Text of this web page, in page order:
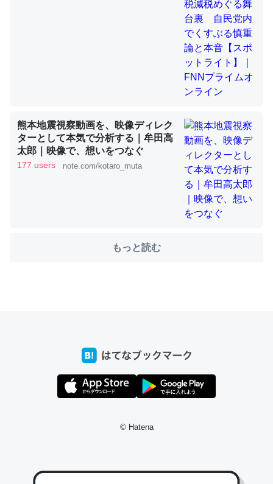
─ニュース :: 【研究発表】昆虫学の大問題＝「昆虫はなぜ海にいな
ちぼちRingも置こうかと画策中。あと、Googleマップで
位置情報を共有してる。電池残量や充電中かが分かるので
これ見て生きてるなって分かる。
─たまにLINEするくらいだった遠方の父67歳と僕。ITツール導入で
コミュニケーションが劇的に変化した｜tayorini by LIFULL介護
たいなのでネット環境作ったけどAlexaしか使わないので
熊本地震視察動画を、映像ディレク
ターとして本気で分析する｜牟田高
太郎｜映像で、想いをつなぐ
177 users note.com/kotaro_muta
もっと読む
© Hatena